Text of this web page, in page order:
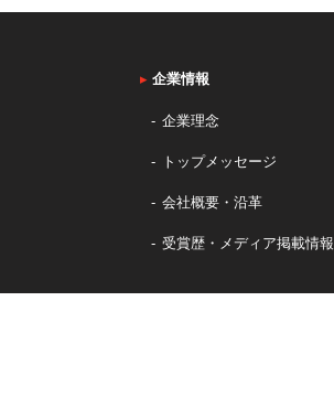
▸ 企業情報
企業理念
トップメッセージ
会社概要・沿革
受賞歴・メディア掲載情報